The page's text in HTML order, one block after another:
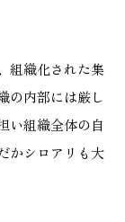
組織化された集
の内部には厳し
い組織全体の自
かシロアリも大